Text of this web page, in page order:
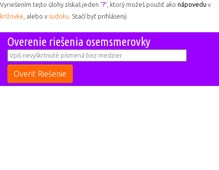
Vyriešením tejto úlohy získaš jeden "?", ktorý možeš použiť ako nápovedu v
krížovke , alebo v sudoku . Stačí byť prihlásený.
Overenie riešenia osemsmerovky